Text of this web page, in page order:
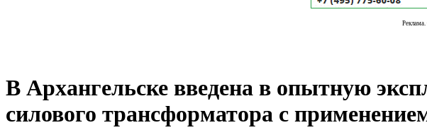
В Архангельске введена в опытную
силового трансформатора с